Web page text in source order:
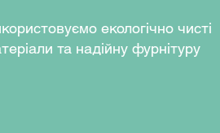
екологічно чисті
та надійну фурнітуру